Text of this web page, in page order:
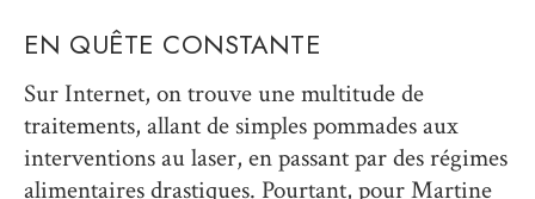
EN QUÊTE CONSTANTE
Sur Internet, on trouve une multitude de
traitements, allant de simples pommades aux
interventions au laser, en passant par des régimes
alimentaires drastiques. Pourtant, pour Martine